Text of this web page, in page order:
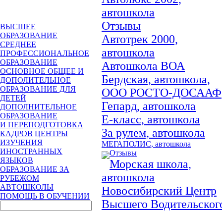
ВЫСШЕЕ
ОБРАЗОВАНИЕ
СРЕДНЕЕ
ПРОФЕССИОНАЛЬНОЕ
ОБРАЗОВАНИЕ
ОСНОВНОЕ ОБЩЕЕ И
ДОПОЛИТЕЛЬНОЕ
ОБРАЗОВАНИЕ ДЛЯ
ДЕТЕЙ
ДОПОЛНИТЕЛЬНОЕ
ОБРАЗОВАНИЕ
И ПЕРЕПОДГОТОВКА
КАДРОВ ЦЕНТРЫ
ИЗУЧЕНИЯ
ИНОСТРАННЫХ
ЯЗЫКОВ
ОБРАЗОВАНИЕ ЗА
РУБЕЖОМ
АВТОШКОЛЫ
ПОМОЩЬ В ОБУЧЕНИИ
автошкола
Отзывы
Автотрек 2000,
автошкола
Автошкола ВОА
Бердская, автошкола,
ООО РОСТО-ДОСААФ
Гепард, автошкола
Е-класс, автошкола
За рулем, автошкола
МЕГАПОЛИС, автошкола
Отзывы
Морская школа,
автошкола
Новосибирский Центр
Высшего